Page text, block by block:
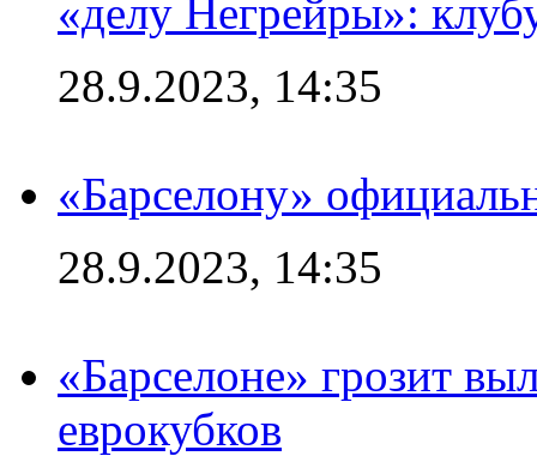
«делу Негрейры»:
28.9.2023, 14:35
«Барселону»
28.9.2023, 14:35
«Барселоне» грозит
еврокубков